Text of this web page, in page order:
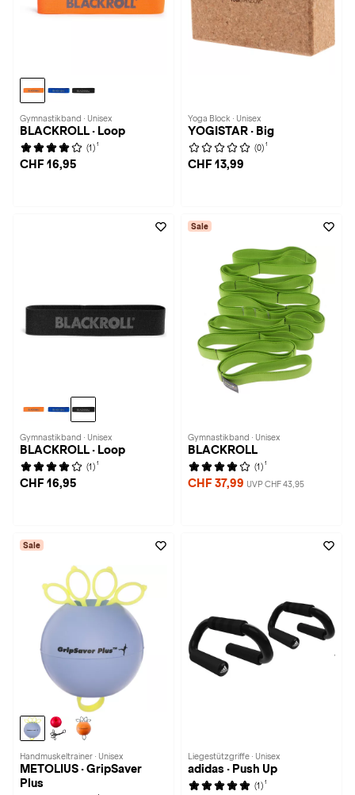
Gymnastikband · Unisex
BLACKROLL · Loop
(1) 1
CHF 16,95
Yoga Block · Unisex
YOGISTAR · Big
(0) 1
CHF 13,99
Gymnastikband · Unisex
BLACKROLL · Loop
(1) 1
CHF 16,95
Sale
Gymnastikband · Unisex
BLACKROLL
(1) 1
CHF 37,99 UVP CHF 43,95
Sale
Handmuskeltrainer · Unisex
METOLIUS · GripSaver
Plus
Liegestützgriffe · Unisex
adidas · Push Up
(1) 1